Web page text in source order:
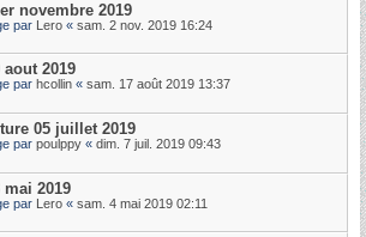
novembre 2019
par Lero « sam. 2 nov. 2019 16:24
2019
par hcollin « sam. 17 août 2019 13:37
05 juillet 2019
par poulppy « dim. 7 juil. 2019 09:43
mai 2019
par Lero « sam. 4 mai 2019 02:11